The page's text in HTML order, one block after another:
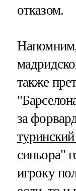
отказом.
также
за
синьора"
игроку